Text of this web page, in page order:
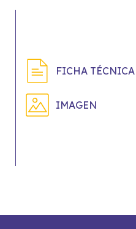
FICHA TÉCNICA
IMAGEN